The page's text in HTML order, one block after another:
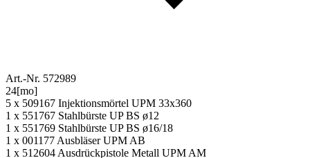
Art.-Nr. 572989
24[mo]
5 x 509167 Injektionsmörtel UPM 33x360
1 x 551767 Stahlbürste UP BS ø12
1 x 551769 Stahlbürste UP BS ø16/18
1 x 001177 Ausbläser UPM AB
1 x 512604 Ausdrückpistole Metall UPM AM